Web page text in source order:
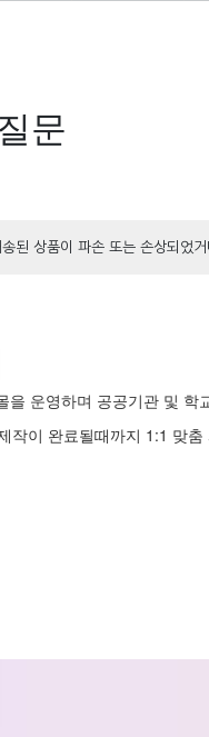
문
된 상품이 파손 또는 손상되었
을 운영하며 공공기관 및
작이 완료될때까지 1:1 맞